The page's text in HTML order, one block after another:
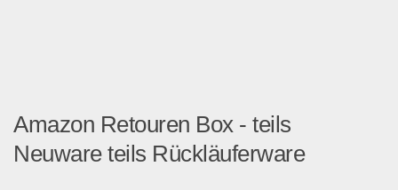
Amazon Retouren Box - teils
Neuware teils Rückläuferware